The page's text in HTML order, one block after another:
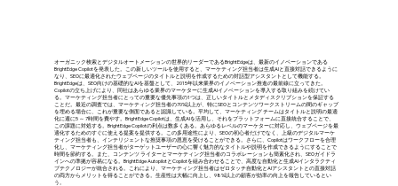
オーガニック検索とデジタルオートメーションの世界的リーダーであるBrightEdgeは、最新のイノベーションである
BrightEdge Copilotを発表した。この新しいツールを使用すると、マーケティング担当者は生成AIと直接対話できるように
なり、SEOに最適化されたウェブページのタイトルと説明を作成するための対話型アシスタントとして機能する。
BrightEdgeは、SEO向けの基礎的なAIを基盤として、2015年以来業界のイノベーション推進の最前線に立ってきた。
Copilotの立ち上げにより、同社はあらゆる業界のマーケターに生成AIイノベーションを導入する取り組みを続けてい
る。マーケティング担当者にとっての重要な優先事項の1つは、正しいタイトルとメタディスクリプションを保証する
ことだ。最近の調査では、マーケティング担当者の70%以上が、特にSEOとコンテンツワークストリームの間のギャップ
を埋める場合に、これが重要な側面であると認識している。平均して、マーケティング チームはタイトルと説明の最適
化に週に5 ～ 7時間を費やす。BrightEdge Copilotは、生成AIを活用し、それをプラットフォームに直接統合することで、
この課題に対処する。BrightEdge Copilotの利点は数多くある。あらゆるレベルのマーケターに対応し、ウェブページを最
適化するためのすぐに使える提案を提供する。この多用途性により、SEOの初心者だけでなく、上級のデジタルマーケ
ティング担当者も、インテリジェントな推奨事項の恩恵を受けることができる。さらに、Copilotはワークフローを合理
化し、マーケティング担当者がターゲットユーザーの心に響く魅力的なタイトルや説明を作成できるようにすることで
時間を節約する。また、コンテンツ ライターとマーケティング担当者のコラボレーションも簡素化され、SEOガイドラ
インへの準拠が容易になる。BrightEdge AutopilotとCopilotを組み合わせることで、高度な自動化と生成AIインタラクティ
ブテクノロジーが統合される。これにより、マーケティング担当者はゼロタッチ自動化とAIアシスタントとの直接対話
の両方からメリットを得ることができる。生産性は大幅に向上し、98%以上の顧客が効率の向上を報告しているとい
う。